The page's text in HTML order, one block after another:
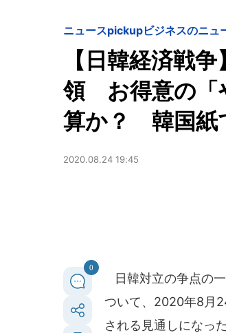
ニュースpickupビジネスのニュ
【日韓経済戦
領 お得意の「
算か？ 韓国紙
2020.08.24 19:45
0
日韓対立の争点の
ついて、2020年8月
される見通しになった